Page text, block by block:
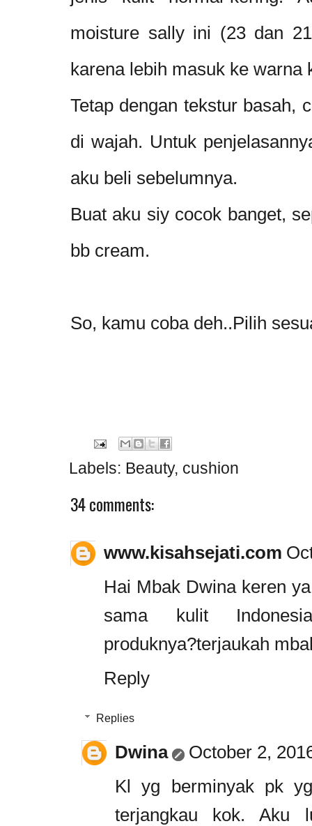
moisture sally ini (23 dan
karena lebih masuk ke warna
Tetap dengan tekstur basah,
di wajah. Untuk
aku beli sebelumnya.
Buat aku siy cocok banget,
bb cream.
So, kamu coba deh..Pilih
Labels: Beauty, cushion
34 comments:
www.kisahsejati.com
Hai Mbak Dwina keren
sama kulit
produknya?terjaukah
Reply
Replies
Dwina
October 2,
Kl yg berminyak pk
terjangkau kok. Aku